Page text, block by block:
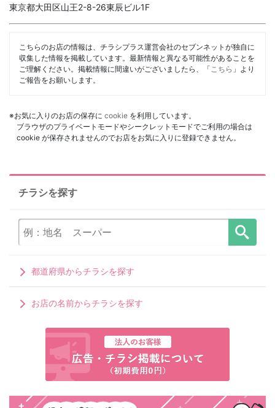
東京都大田区山王2-8-26東辰ビル1F
こちらのお店の情報は、チラシプラス運営会社のセブンネットが独自に
収集した情報を掲載しています。最新情報と異なる可能性があることを
ご理解ください。掲載情報に間違いがございましたら、「 こちら 」より
ご報告をお願いします。
※お気に入りのお店の保存に cookie を利用しています。
ブラウザのプライベートモードやシークレットモードでご利用の場合は
cookie が保存されませんのでお店をお気に入りに登録できません。
チラシを探す
都道府県からチラシを探す
お店の名前からチラシを探す